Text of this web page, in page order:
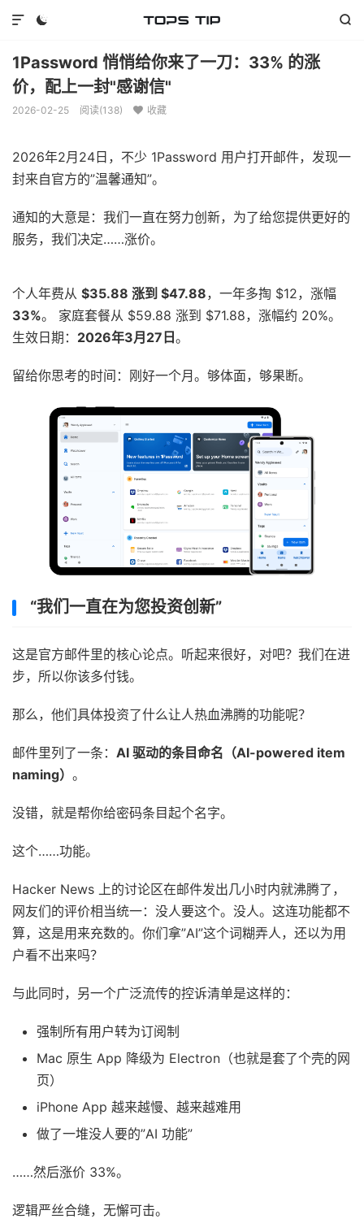
 

1Password 悄悄给你来了一刀：33% 的涨
价，配上一封"感谢信"
2026-02-25 阅读(138)  收藏
2026年2月24日，不少 1Password 用户打开邮件，发现一
封来自官方的”温馨通知”。
通知的大意是：我们一直在努力创新，为了给您提供更好的
服务，我们决定……涨价。
个人年费从 $35.88 涨到 $47.88，一年多掏 $12，涨幅
33%。 家庭套餐从 $59.88 涨到 $71.88，涨幅约 20%。
生效日期： 2026年3月27日 。
留给你思考的时间：刚好一个月。够体面，够果断。
“我们一直在为您投资创新”
这是官方邮件里的核心论点。听起来很好，对吧？我们在进
步，所以你该多付钱。
那么，他们具体投资了什么让人热血沸腾的功能呢？
邮件里列了一条： AI 驱动的条目命名（AI-powered item
naming） 。
没错，就是帮你给密码条目起个名字。
这个……功能。
Hacker News 上的讨论区在邮件发出几小时内就沸腾了，
网友们的评价相当统一：没人要这个。没人。这连功能都不
算，这是用来充数的。你们拿”AI”这个词糊弄人，还以为用
户看不出来吗？
与此同时，另一个广泛流传的控诉清单是这样的：
强制所有用户转为订阅制
Mac 原生 App 降级为 Electron（也就是套了个壳的网
页）
iPhone App 越来越慢、越来越难用
做了一堆没人要的”AI 功能”
……然后涨价 33%。
逻辑严丝合缝，无懈可击。